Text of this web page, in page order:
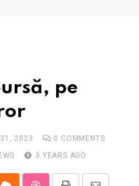
pe
2023 0 COMMENTS
3 YEARS AGO